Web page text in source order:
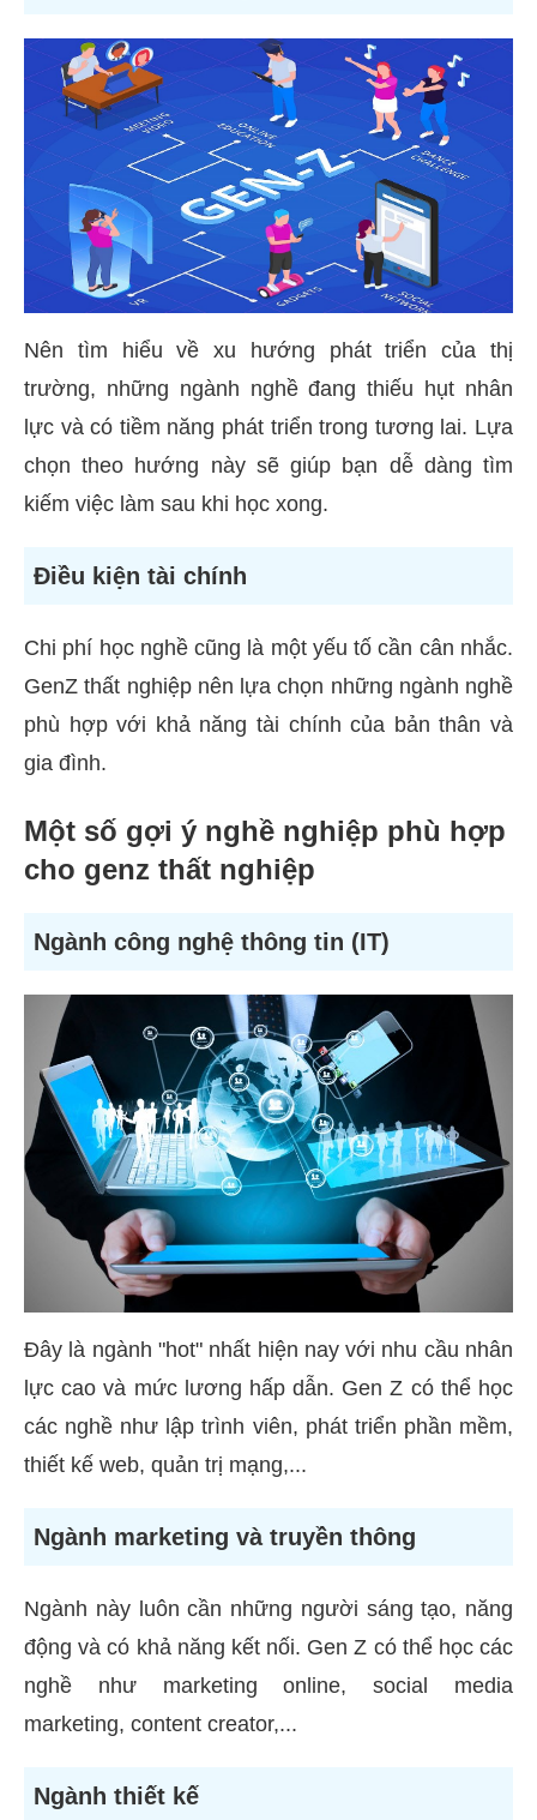
Nên tìm hiểu về xu hướng phát triển của thị
trường, những ngành nghề đang thiếu hụt nhân
lực và có tiềm năng phát triển trong tương lai. Lựa
chọn theo hướng này sẽ giúp bạn dễ dàng tìm
kiếm việc làm sau khi học xong.
Điều kiện tài chính
Chi phí học nghề cũng là một yếu tố cần cân nhắc.
GenZ thất nghiệp nên lựa chọn những ngành nghề
phù hợp với khả năng tài chính của bản thân và
gia đình.
Một số gợi ý nghề nghiệp phù hợp
cho genz thất nghiệp
Ngành công nghệ thông tin (IT)
Đây là ngành "hot" nhất hiện nay với nhu cầu nhân
lực cao và mức lương hấp dẫn. Gen Z có thể học
các nghề như lập trình viên, phát triển phần mềm,
thiết kế web, quản trị mạng,...
Ngành marketing và truyền thông
Ngành này luôn cần những người sáng tạo, năng
động và có khả năng kết nối. Gen Z có thể học các
nghề như marketing online, social media
marketing, content creator,...
Ngành thiết kế